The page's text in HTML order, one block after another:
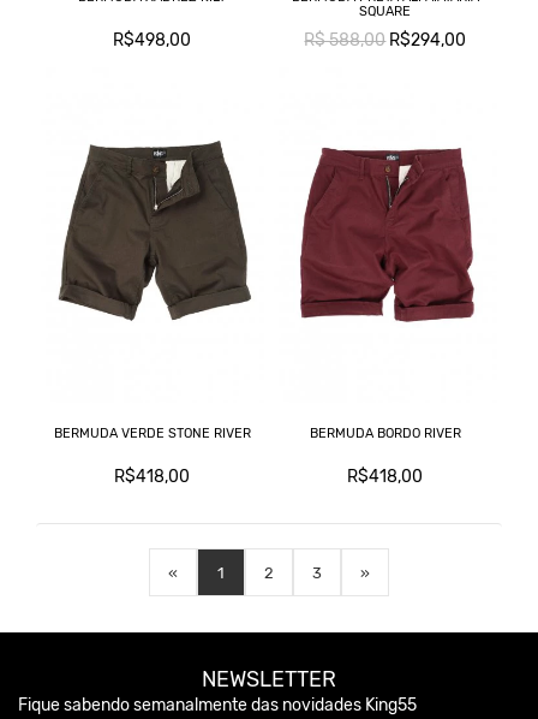
R$498,00
SQUARE
R$ 588,00R$294,00
BERMUDA VERDE STONE RIVER
R$418,00
BERMUDA BORDO RIVER
R$418,00
« 1 2 3 »
NEWSLETTER
Fique sabendo semanalmente das novidades King55